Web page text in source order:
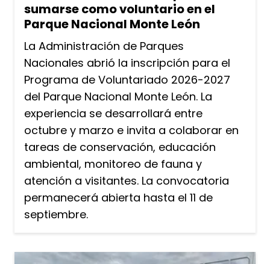
sumarse como voluntario en el
Parque Nacional Monte León
La Administración de Parques
Nacionales abrió la inscripción para el
Programa de Voluntariado 2026-2027
del Parque Nacional Monte León. La
experiencia se desarrollará entre
octubre y marzo e invita a colaborar en
tareas de conservación, educación
ambiental, monitoreo de fauna y
atención a visitantes. La convocatoria
permanecerá abierta hasta el 11 de
septiembre.